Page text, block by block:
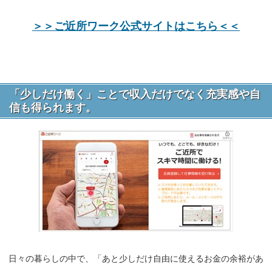
＞＞ご近所ワーク公式サイトはこちら＜＜
「少しだけ働く」ことで収入だけでなく充実感や自
信も得られます。
日々の暮らしの中で、「あと少しだけ自由に使えるお金の余裕があ